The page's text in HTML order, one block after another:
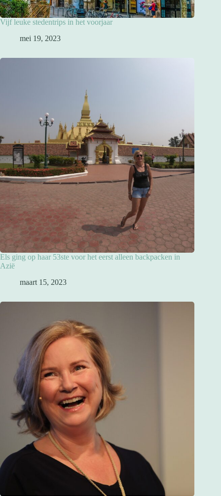
Vijf leuke stedentrips in het voorjaar
mei 19, 2023
Els ging op haar 53ste voor het eerst alleen backpacken in
Azië
maart 15, 2023